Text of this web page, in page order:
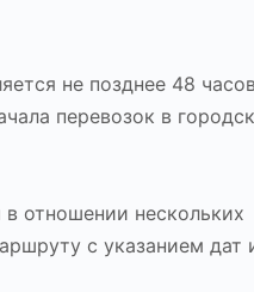
не позднее 48 часов
перевозок в
отношении нескольких
с указанием дат